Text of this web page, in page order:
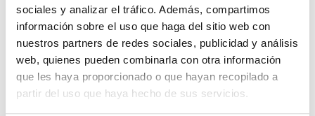
sociales y analizar el tráfico. Además, compartimos
información sobre el uso que haga del sitio web con
nuestros partners de redes sociales, publicidad y análisis
web, quienes pueden combinarla con otra información
que les haya proporcionado o que hayan recopilado a
partir del uso que haya hecho de sus servicios.
Los productos marcados con esta imagen son
listos para una entrega inmediata.